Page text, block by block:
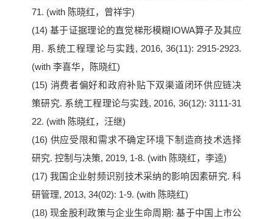
71. (with 陈晓红，曾祥宇)
(14) 基于证据理论的直觉梯形模糊IOWA算子及其应
用. 系统工程理论与实践, 2016, 36(11): 2915-2923.
(with 李喜华，陈晓红)
(15) 消费者偏好和政府补贴下双渠道闭环供应链决
策研究. 系统工程理论与实践, 2016, 36(12): 3111-31
22. (with 陈晓红，汪继)
(16) 供应受限和需求不确定环境下制造商技术选择
研究. 控制与决策, 2019, 1-8. (with 陈晓红，李逵)
(17) 我国企业射频识别技术采纳的影响因素研究. 科
研管理, 2013, 34(02): 1-9. (with 陈晓红)
(18) 现金股利政策与企业生命周期: 基于中国上市公